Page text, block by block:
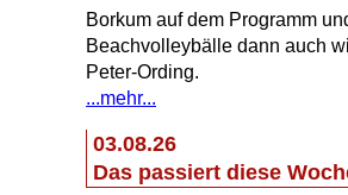
Borkum auf dem Programm
Beachvolleybälle dann auch
Peter-Ording.
...mehr...
03.08.26
Das passiert diese